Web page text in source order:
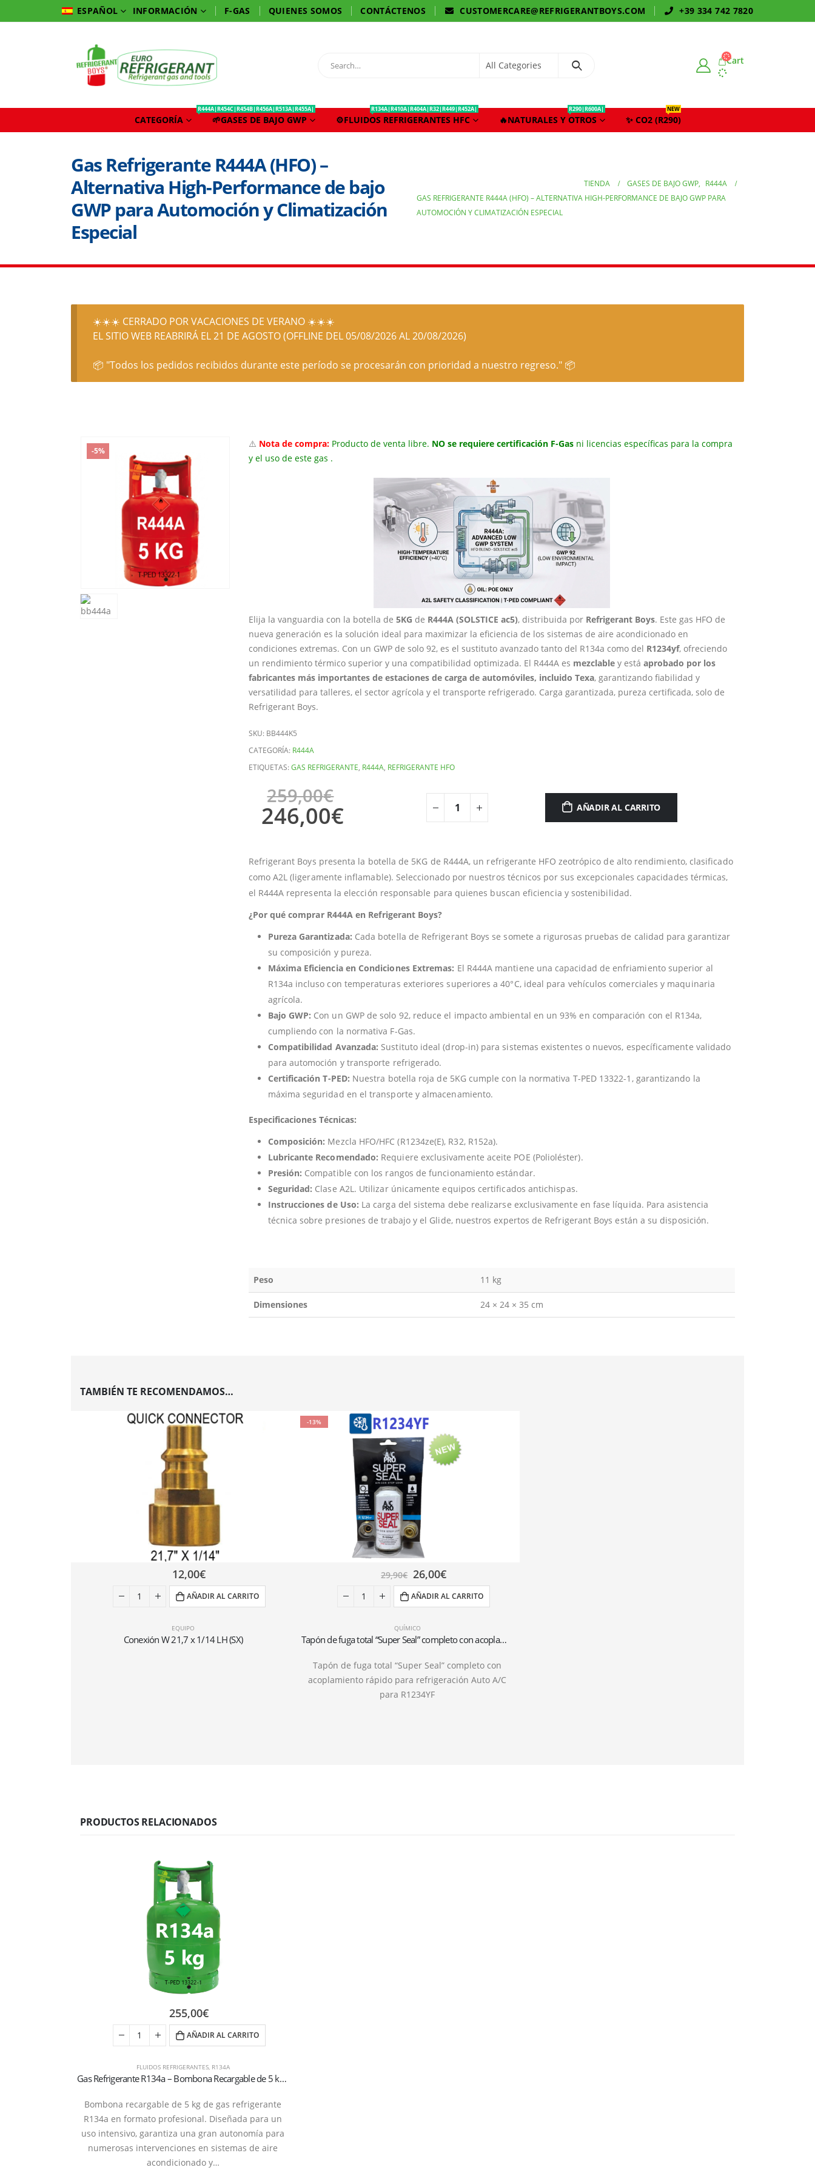
ESPAÑOL INFORMACIÓN F-GAS QUIENES SOMOS CONTÁCTENOS CUSTOMERCARE@REFRIGERANTBOYS.COM +39 334 742 7820
Cart
CATEGORÍA 🌱GASES DE BAJO GWP
R444A|R454C|R454B|R456A|R513A|R455A|
⚙️FLUIDOS REFRIGERANTES HFC
R134A|R410A|R404A|R32|R449|R452A|
🔥NATURALES Y OTROS
R290|R600A|
✨ CO2 (R290)
NEW
Gas Refrigerante R444A (HFO) –
Alternativa High-Performance de bajo
GWP para Automoción y Climatización
Especial
TIENDA GASES DE BAJO GWP, R444A
GAS REFRIGERANTE R444A (HFO) – ALTERNATIVA HIGH-PERFORMANCE DE BAJO GWP PARA
AUTOMOCIÓN Y CLIMATIZACIÓN ESPECIAL
☀️☀️☀️ CERRADO POR VACACIONES DE VERANO ☀️☀️☀️
EL SITIO WEB REABRIRÁ EL 21 DE AGOSTO (OFFLINE DEL 05/08/2026 AL 20/08/2026)
📦 "Todos los pedidos recibidos durante este período se procesarán con prioridad a nuestro regreso." 📦
-5%
⚠️ Nota de compra: Producto de venta libre. NO se requiere certificación F-Gasni licencias específicas para la compra
y el uso de este gas .
Elija la vanguardia con la botella de 5KG de R444A (SOLSTICE ac5), distribuida por Refrigerant Boys. Este gas HFO de
nueva generación es la solución ideal para maximizar la eficiencia de los sistemas de aire acondicionado en
condiciones extremas. Con un GWP de solo 92, es el sustituto avanzado tanto del R134a como del R1234yf, ofreciendo
un rendimiento térmico superior y una compatibilidad optimizada. El R444A es mezclabley está aprobado por los
fabricantes más importantes de estaciones de carga de automóviles, incluido Texa, garantizando fiabilidad y
versatilidad para talleres, el sector agrícola y el transporte refrigerado. Carga garantizada, pureza certificada, solo de
Refrigerant Boys.
SKU: BB444K5
CATEGORÍA: R444A
ETIQUETAS:GAS REFRIGERANTE, R444A, REFRIGERANTE HFO
259,00€
246,00€ AÑADIR AL CARRITO
Refrigerant Boys presenta la botella de 5KG de R444A, un refrigerante HFO zeotrópico de alto rendimiento, clasificado
como A2L (ligeramente inflamable). Seleccionado por nuestros técnicos por sus excepcionales capacidades térmicas,
el R444A representa la elección responsable para quienes buscan eficiencia y sostenibilidad.
¿Por qué comprar R444A en Refrigerant Boys?
Pureza Garantizada: Cada botella de Refrigerant Boys se somete a rigurosas pruebas de calidad para garantizar
su composición y pureza.
Máxima Eficiencia en Condiciones Extremas: El R444A mantiene una capacidad de enfriamiento superior al
R134a incluso con temperaturas exteriores superiores a 40°C, ideal para vehículos comerciales y maquinaria
agrícola.
Bajo GWP: Con un GWP de solo 92, reduce el impacto ambiental en un 93% en comparación con el R134a,
cumpliendo con la normativa F-Gas.
Compatibilidad Avanzada: Sustituto ideal (drop-in) para sistemas existentes o nuevos, específicamente validado
para automoción y transporte refrigerado.
Certificación T-PED: Nuestra botella roja de 5KG cumple con la normativa T-PED 13322-1, garantizando la
máxima seguridad en el transporte y almacenamiento.
Especificaciones Técnicas:
Composición: Mezcla HFO/HFC (R1234ze(E), R32, R152a).
Lubricante Recomendado: Requiere exclusivamente aceite POE (Polioléster).
Presión: Compatible con los rangos de funcionamiento estándar.
Seguridad: Clase A2L. Utilizar únicamente equipos certificados antichispas.
Instrucciones de Uso: La carga del sistema debe realizarse exclusivamente en fase líquida. Para asistencia
técnica sobre presiones de trabajo y el Glide, nuestros expertos de Refrigerant Boys están a su disposición.
Peso 11 kg
Dimensiones 24 × 24 × 35 cm
TAMBIÉN TE RECOMENDAMOS…
EQUIPO
Conexión W 21,7 x 1/14 LH (SX)
12,00€
AÑADIR AL CARRITO
-13%
QUÍMICO
Tapón de fuga total “Super Seal” completo con acoplamiento rápido para refrigeración Coche R1234YF
Tapón de fuga total “Super Seal” completo con
acoplamiento rápido para refrigeración Auto A/C
para R1234YF
29,90€ 26,00€
AÑADIR AL CARRITO
PRODUCTOS RELACIONADOS
FLUIDOS REFRIGERANTES, R134A
Gas Refrigerante R134a – Bombona Recargable de 5 kg (Certificada T-PED / EN 13322-1)
Bombona recargable de 5 kg de gas refrigerante
R134a en formato profesional. Diseñada para un
uso intensivo, garantiza una gran autonomía para
numerosas intervenciones en sistemas de aire
acondicionado y…
255,00€
AÑADIR AL CARRITO